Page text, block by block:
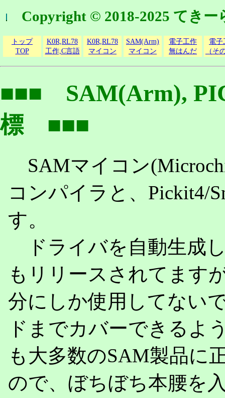
Copyright © 2018-2025 てきー
トップ
TOP
K0R,RL78
工作,C言語
K0R,RL78
マイコン
SAM(Arm)
マイコン
電子工作
無はんだ
電子
（そ
■■■ SAM(Arm),
標 ■■■
SAMマイコン
コンパイラと、Pickit4/
す。
ドライバを自動生成
もリリースされてます
分にしか使用してない
ドまでカバーできるよ
も大多数のSAM製品に
ので、ぼちぼち本腰を